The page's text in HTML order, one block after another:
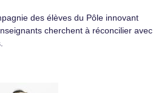
des élèves du Pôle innovant
cherchent à réconcilier avec